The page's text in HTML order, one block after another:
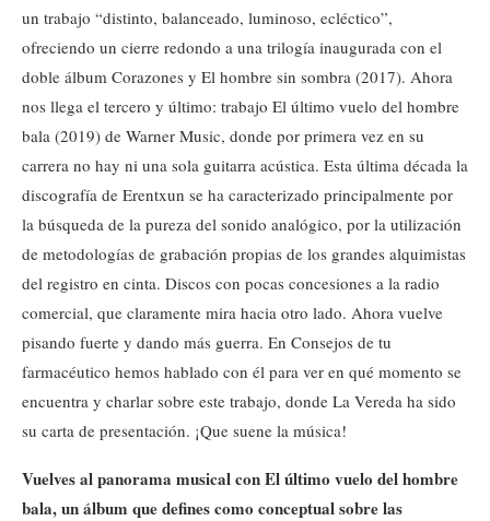
un trabajo “distinto, balanceado, luminoso, ecléctico”,
ofreciendo un cierre redondo a una trilogía inaugurada con el
doble álbum Corazones y El hombre sin sombra (2017). Ahora
nos llega el tercero y último: trabajo El último vuelo del hombre
bala (2019) de Warner Music, donde por primera vez en su
carrera no hay ni una sola guitarra acústica. Esta última década la
discografía de Erentxun se ha caracterizado principalmente por
la búsqueda de la pureza del sonido analógico, por la utilización
de metodologías de grabación propias de los grandes alquimistas
del registro en cinta. Discos con pocas concesiones a la radio
comercial, que claramente mira hacia otro lado. Ahora vuelve
pisando fuerte y dando más guerra. En Consejos de tu
farmacéutico hemos hablado con él para ver en qué momento se
encuentra y charlar sobre este trabajo, donde La Vereda ha sido
su carta de presentación. ¡Que suene la música!
Vuelves al panorama musical con El último vuelo del hombre
bala, un álbum que defines como conceptual sobre las